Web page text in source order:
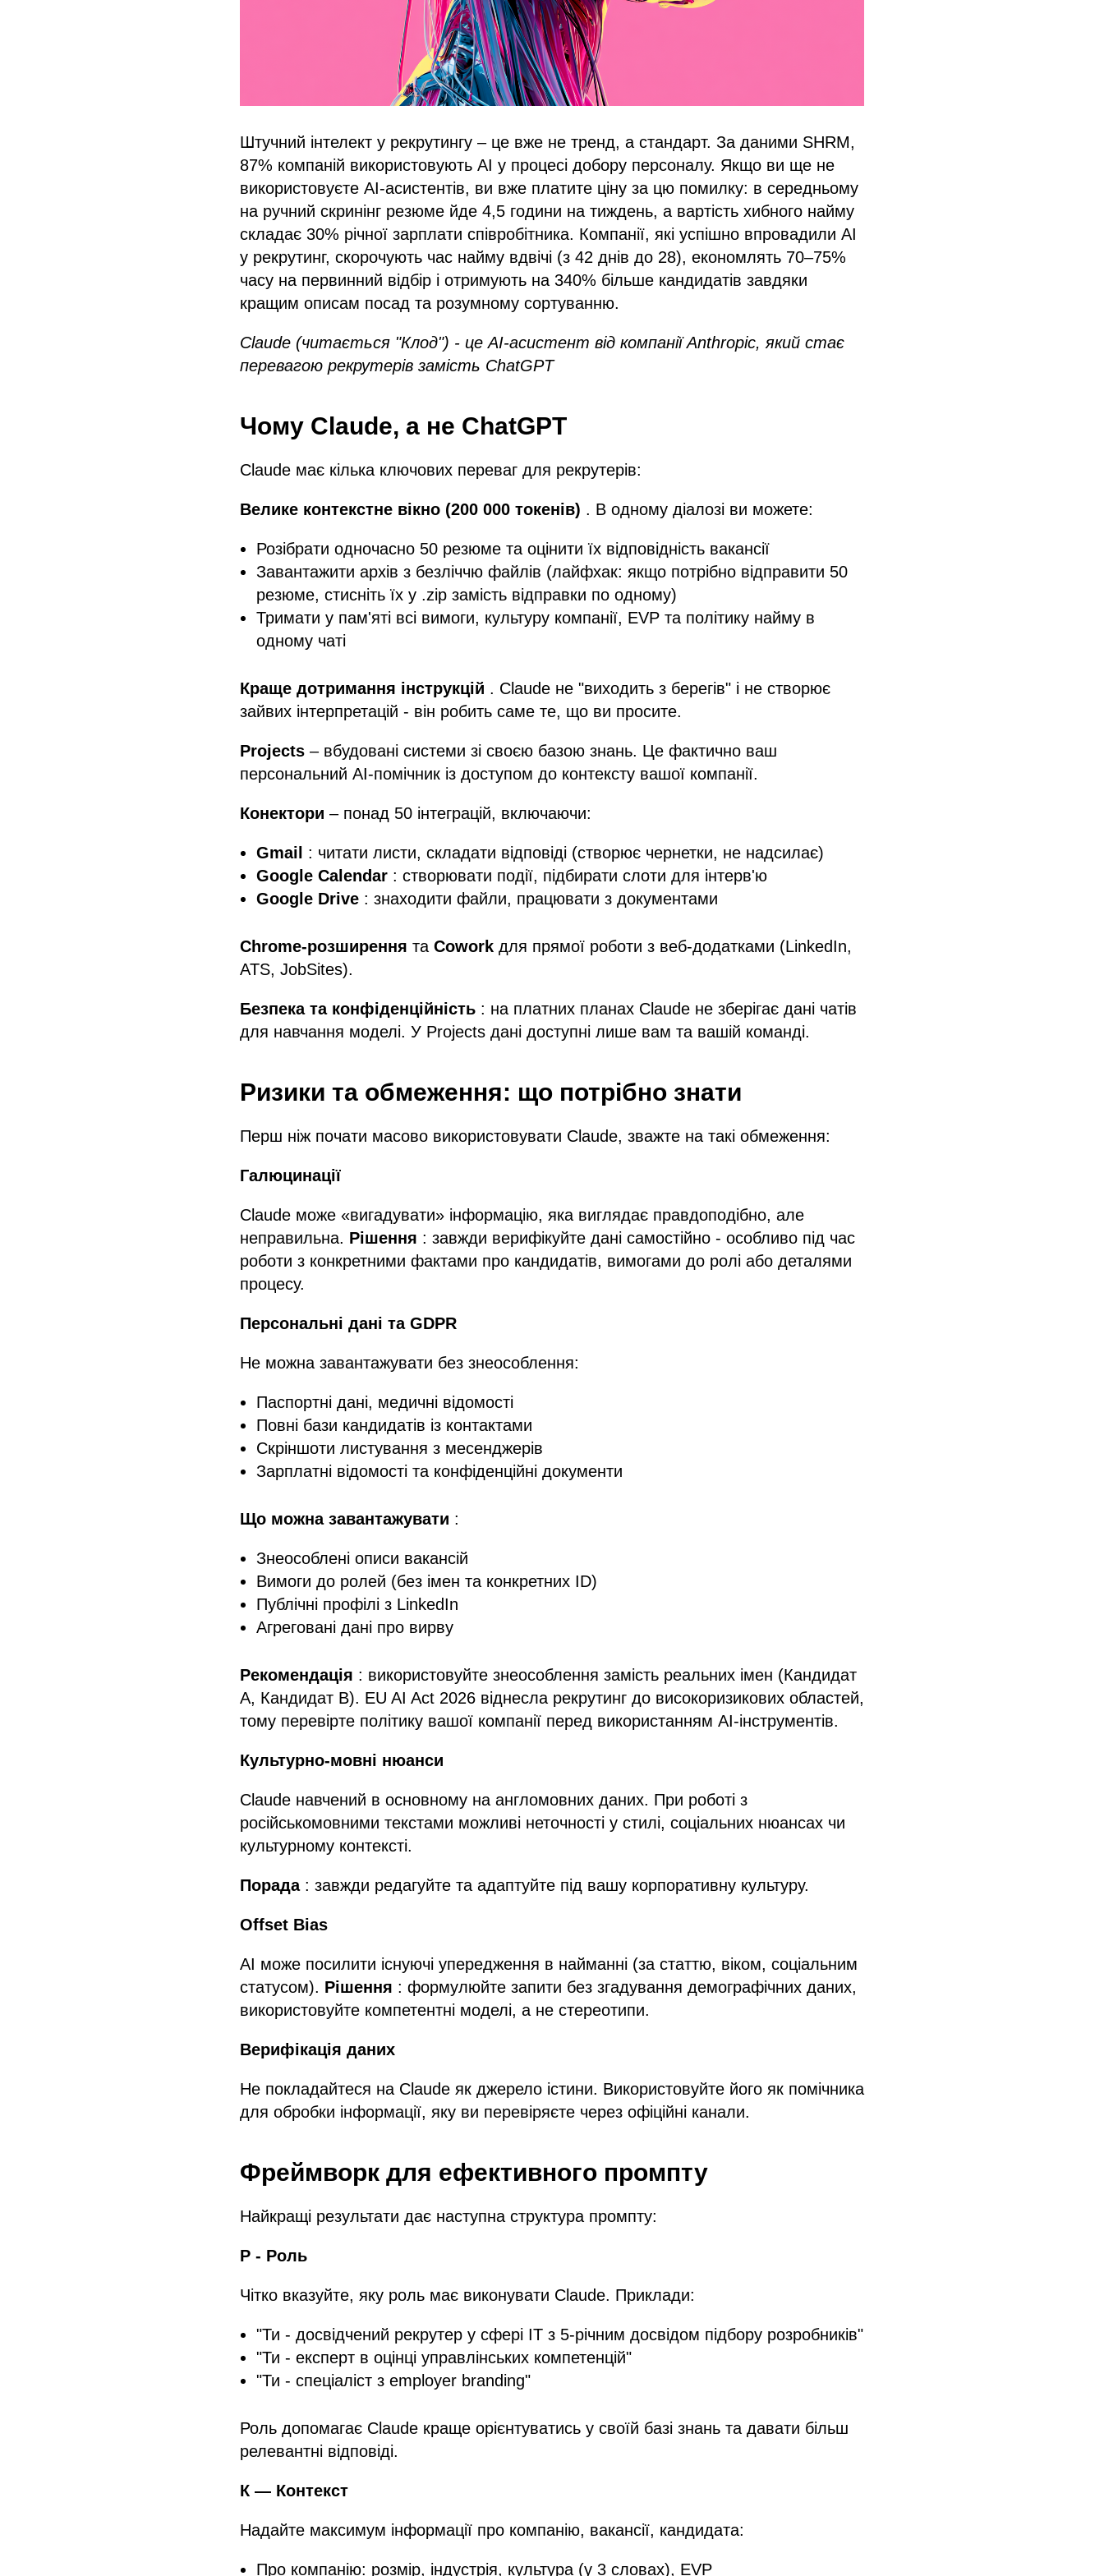
Штучний інтелект у рекрутингу – це вже не тренд, а стандарт. За даними SHRM,
87% компаній використовують AI у процесі добору персоналу. Якщо ви ще не
використовуєте AI-асистентів, ви вже платите ціну за цю помилку: в середньому
на ручний скринінг резюме йде 4,5 години на тиждень, а вартість хибного найму
складає 30% річної зарплати співробітника. Компанії, які успішно впровадили AI
у рекрутинг, скорочують час найму вдвічі (з 42 днів до 28), економлять 70–75%
часу на первинний відбір і отримують на 340% більше кандидатів завдяки
кращим описам посад та розумному сортуванню.
Claude (читається "Клод") - це AI-асистент від компанії Anthropic, який стає
перевагою рекрутерів замість ChatGPT
Чому Claude, а не ChatGPT
Claude має кілька ключових переваг для рекрутерів:
Велике контекстне вікно (200 000 токенів) . В одному діалозі ви можете:
Розібрати одночасно 50 резюме та оцінити їх відповідність вакансії
Завантажити архів з безліччю файлів (лайфхак: якщо потрібно відправити 50
резюме, стисніть їх у .zip замість відправки по одному)
Тримати у пам'яті всі вимоги, культуру компанії, EVP та політику найму в
одному чаті
Краще дотримання інструкцій . Claude не "виходить з берегів" і не створює
зайвих інтерпретацій - він робить саме те, що ви просите.
Projects – вбудовані системи зі своєю базою знань. Це фактично ваш
персональний AI-помічник із доступом до контексту вашої компанії.
Конектори – понад 50 інтеграцій, включаючи:
Gmail
: читати листи, складати відповіді (створює чернетки, не надсилає)
Google Calendar : створювати події, підбирати слоти для інтерв'ю
Google Drive : знаходити файли, працювати з документами
Chrome-розширення та Cowork для прямої роботи з веб-додатками (LinkedIn,
ATS, JobSites).
Безпека та конфіденційність : на платних планах Claude не зберігає дані чатів
для навчання моделі. У Projects дані доступні лише вам та вашій команді.
Ризики та обмеження: що потрібно знати
Перш ніж почати масово використовувати Claude, зважте на такі обмеження:
Галюцинації
Claude може «вигадувати» інформацію, яка виглядає правдоподібно, але
неправильна. Рішення : завжди верифікуйте дані самостійно - особливо під час
роботи з конкретними фактами про кандидатів, вимогами до ролі або деталями
процесу.
Персональні дані та GDPR
Не можна завантажувати без знеособлення:
Паспортні дані, медичні відомості
Повні бази кандидатів із контактами
Скріншоти листування з месенджерів
Зарплатні відомості та конфіденційні документи
Що можна завантажувати :
Знеособлені описи вакансій
Вимоги до ролей (без імен та конкретних ID)
Публічні профілі з LinkedIn
Агреговані дані про вирву
Рекомендація : використовуйте знеособлення замість реальних імен (Кандидат
A, Кандидат B). EU AI Act 2026 віднесла рекрутинг до високоризикових областей,
тому перевірте політику вашої компанії перед використанням AI-інструментів.
Культурно-мовні нюанси
Claude навчений в основному на англомовних даних. При роботі з
російськомовними текстами можливі неточності у стилі, соціальних нюансах чи
культурному контексті.
Порада: завжди редагуйте та адаптуйте під вашу корпоративну культуру.
Offset Bias
AI може посилити існуючі упередження в найманні (за статтю, віком, соціальним
статусом). Рішення : формулюйте запити без згадування демографічних даних,
використовуйте компетентні моделі, а не стереотипи.
Верифікація даних
Не покладайтеся на Claude як джерело істини. Використовуйте його як помічника
для обробки інформації, яку ви перевіряєте через офіційні канали.
Фреймворк для ефективного промпту
Найкращі результати дає наступна структура промпту:
Р - Роль
Чітко вказуйте, яку роль має виконувати Claude. Приклади:
"Ти - досвідчений рекрутер у сфері IT з 5-річним досвідом підбору розробників"
"Ти - експерт в оцінці управлінських компетенцій"
"Ти - спеціаліст з employer branding"
Роль допомагає Claude краще орієнтуватись у своїй базі знань та давати більш
релевантні відповіді.
К — Контекст
Надайте максимум інформації про компанію, вакансії, кандидата:
Про компанію: розмір, індустрія, культура (у 3 словах), EVP